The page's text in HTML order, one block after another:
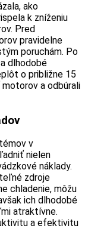
ako
k zníženiu
Pred
pravidelne
poruchám. Po
dlhodobé
o približne 15
a odbúrali
v
nielen
náklady.
zdroje
chladenie, môžu
ich dlhodobé
atraktívne.
a efektivitu